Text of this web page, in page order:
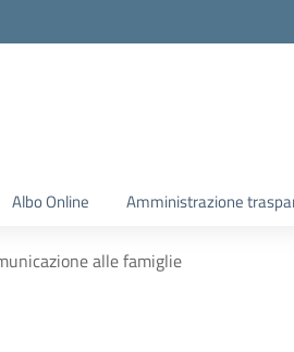
Albo Online Amministrazione
alle famiglie